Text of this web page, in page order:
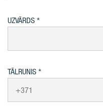
UZVĀRDS
TĀLRUNIS